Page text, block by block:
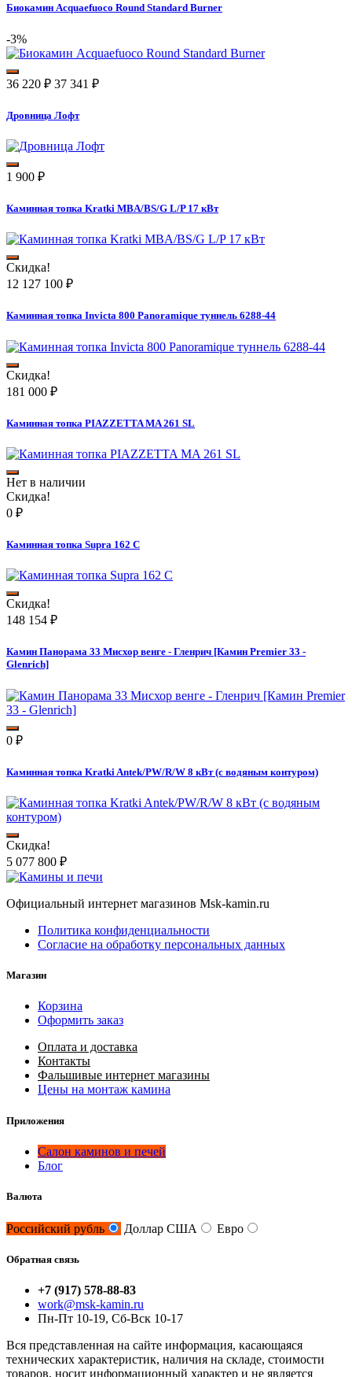
Биокамин Acquaefuoco Round Standard Burner
-3%
36 220 ₽ 37 341 ₽
Дровница Лофт
1 900 ₽
Каминная топка Kratki MBA/BS/G L/P 17 кВт
Скидка!
12 127 100 ₽
Каминная топка Invicta 800 Panoramique туннель 6288-44
Скидка!
181 000 ₽
Каминная топка PIAZZETTA MA 261 SL
Нет в наличии
Скидка!
0 ₽
Каминная топка Supra 162 C
Скидка!
148 154 ₽
Камин Панорама 33 Мисхор венге - Гленрич [Камин Premier 33 -
Glenrich]
0 ₽
Каминная топка Kratki Antek/PW/R/W 8 кВт (с водяным контуром)
Скидка!
5 077 800 ₽
Официальный интернет магазинов Msk-kamin.ru
Политика конфиденциальности
Согласие на обработку персональных данных
Магазин
Корзина
Оформить заказ
Оплата и доставка
Контакты
Фальшивые интернет магазины
Цены на монтаж камина
Приложения
Салон каминов и печей
Блог
Валюта
Российский рубль Доллар США Евро
Обратная связь
+7 (917) 578-88-83
work@msk-kamin.ru
Пн-Пт 10-19, Сб-Вск 10-17
Вся представленная на сайте информация, касающаяся
технических характеристик, наличия на складе, стоимости
товаров, носит информационный характер и не является